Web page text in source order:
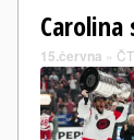
Carolina
15.června »